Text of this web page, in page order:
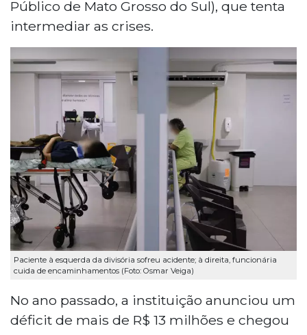
Público de Mato Grosso do Sul), que tenta
intermediar as crises.
Paciente à esquerda da divisória sofreu acidente; à direita, funcionária
cuida de encaminhamentos (Foto: Osmar Veiga)
No ano passado, a instituição anunciou um
déficit de mais de R$ 13 milhões e chegou